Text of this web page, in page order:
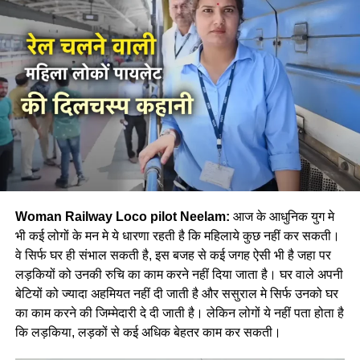
Woman Railway Loco pilot Neelam: आज के आधुनिक युग मे
भी कई लोगों के मन मे ये धारणा रहती है कि महिलाये कुछ नहीं कर सकती।
वे सिर्फ घर ही संभाल सकती है, इस बजह से कई जगह ऐसी भी है जहा पर
लड़कियों को उनकी रुचि का काम करने नहीं दिया जाता है। घर वाले अपनी
बेटियों को ज्यादा अहमियत नहीं दी जाती है और ससुराल मे सिर्फ उनको घर
का काम करने की जिम्मेदारी दे दी जाती है। लेकिन लोगों ये नहीं पता होता है
कि लड़किया, लड़कों से कई अधिक बेहतर काम कर सकती।